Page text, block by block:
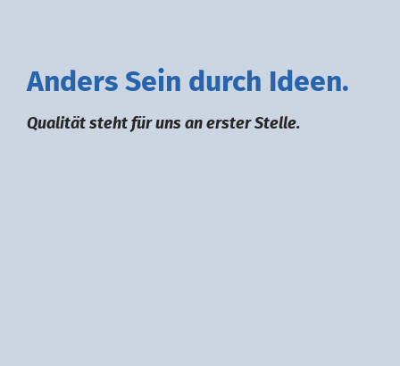
Anders Sein durch deen.
Qualität steht für uns an erster Stelle.